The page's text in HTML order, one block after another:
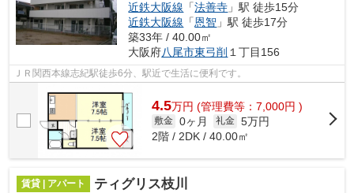
近鉄大阪線 「法善寺 」駅 徒歩15分
近鉄大阪線 「恩智 」駅 徒歩17分
築33年 / 40.00㎡
大阪府八尾市東弓削 １丁目156
ＪＲ関西本線志紀駅徒歩6分、駅近で生活に便利です。
4.5万円 (管理費等：7,000円 )
敷金 0ヶ月 礼金 5万円
2階 / 2DK / 40.00㎡
賃貸 | アパート ティグリス枝川